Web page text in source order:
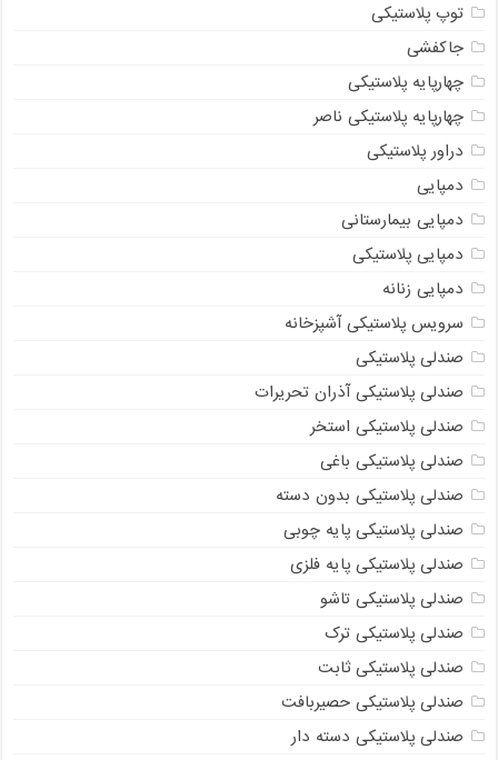
توپ پلاستیکی
جاکفشی
چهارپایه پلاستیکی
چهارپایه پلاستیکی ناصر
دراور پلاستیکی
دمپایی
دمپایی بیمارستانی
دمپایی پلاستیکی
دمپایی زنانه
سرویس پلاستیکی آشپزخانه
صندلی پلاستیکی
صندلی پلاستیکی آذران تحریرات
صندلی پلاستیکی استخر
صندلی پلاستیکی باغی
صندلی پلاستیکی بدون دسته
صندلی پلاستیکی پایه چوبی
صندلی پلاستیکی پایه فلزی
صندلی پلاستیکی تاشو
صندلی پلاستیکی ترک
صندلی پلاستیکی ثابت
صندلی پلاستیکی حصیربافت
صندلی پلاستیکی دسته دار